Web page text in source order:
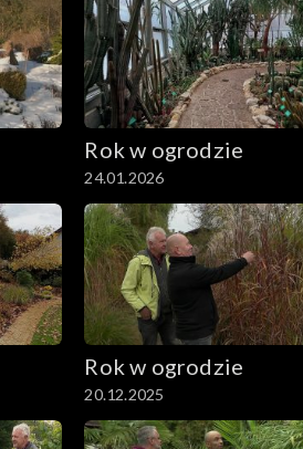
Rok w ogrodzie
24.01.2026
Rok w ogrodzie
20.12.2025